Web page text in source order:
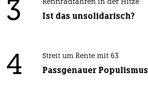
3 Rennradfahren in der Hitze
Ist das unsolidarisch?
4 Streit um Rente mit 63
Passgenauer Populismus